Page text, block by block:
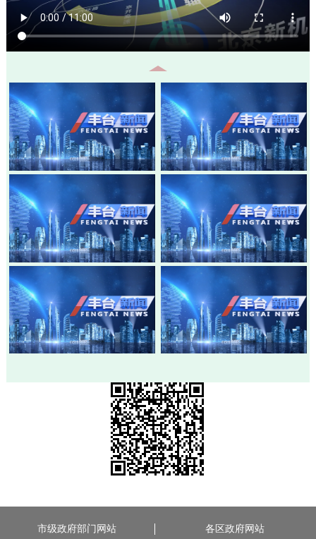
20260805-丰台新闻
20260803-丰台新闻
20260730-丰台新闻
20260728-丰台新闻
20260724-丰台新闻
市级政府部门网站 各区政府网站